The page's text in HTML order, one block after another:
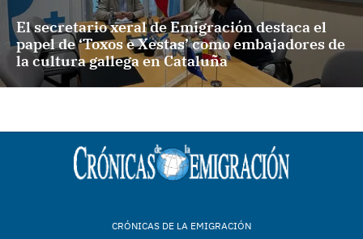
El secretario xeral de Emigración destaca el
papel de ‘Toxos e Xestas’ como embajadores de
la cultura gallega en Cataluña
CRÓNICAS DE LA EMIGRACIÓN